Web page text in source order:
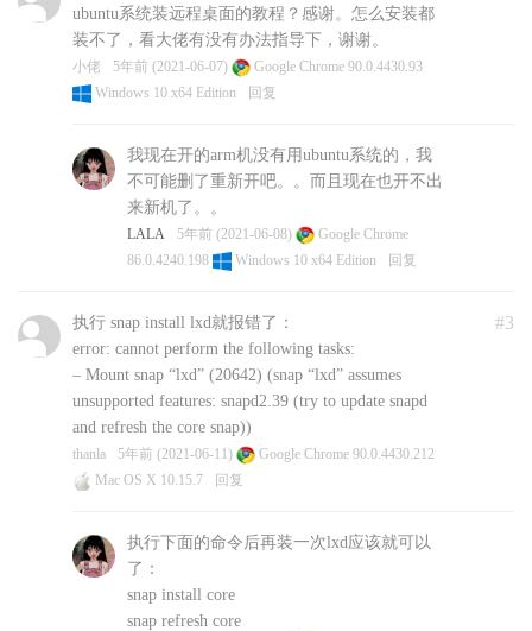
ubuntu系统装远程桌面的教程？感谢。怎么安装都
装不了，看大佬有没有办法指导下，谢谢。
小佬 5年前 (2021-06-07)
Google Chrome 90.0.4430.93
Windows 10 x64 Edition
回复
我现在开的arm机没有用ubuntu系统的，我
不可能删了重新开吧。。而且现在也开不出
来新机了。。
LALA 5年前 (2021-06-08)
Google Chrome
86.0.4240.198
Windows 10 x64 Edition 回复
#3
执行 snap install lxd就报错了：
error: cannot perform the following tasks:
– Mount snap “lxd” (20642) (snap “lxd” assumes
unsupported features: snapd2.39 (try to update snapd
and refresh the core snap))
thanla 5年前 (2021-06-11)
Google Chrome 90.0.4430.212
Mac OS X 10.15.7
回复
执行下面的命令后再装一次lxd应该就可以
了：
snap install core
snap refresh core